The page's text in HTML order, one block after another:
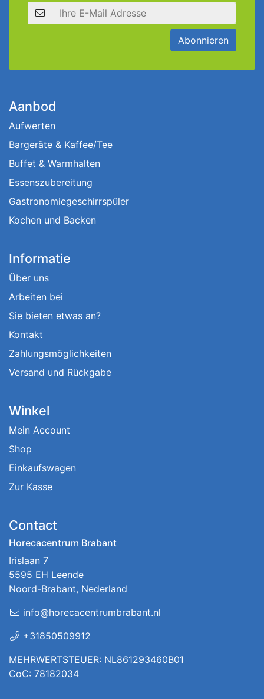
E-Mail Adresse
Abonnieren
Aanbod
Aufwerten
Bargeräte & Kaffee/Tee
Buffet & Warmhalten
Essenszubereitung
Gastronomiegeschirrspüler
Kochen und Backen
Informatie
Über uns
Arbeiten bei
Sie bieten etwas an?
Kontakt
Zahlungsmöglichkeiten
Versand und Rückgabe
Winkel
Mein Account
Shop
Einkaufswagen
Zur Kasse
Contact
Horecacentrum Brabant
Irislaan 7
5595 EH Leende
Noord-Brabant, Nederland
info@horecacentrumbrabant.nl
+31850509912
MEHRWERTSTEUER: NL861293460B01
CoC: 78182034